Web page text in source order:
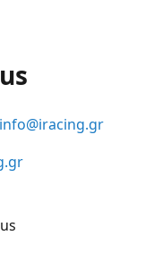
info@iracing.gr